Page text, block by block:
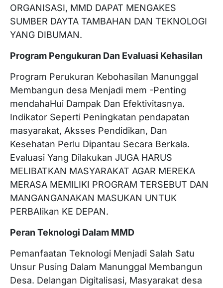
ORGANISASI, MMD DAPAT MENGAKES
SUMBER DAYTA TAMBAHAN DAN TEKNOLOGI
YANG DIBUMAN.
Program Pengukuran Dan Evaluasi Kehasilan
Program Perukuran Kebohasilan Manunggal
Membangun desa Menjadi mem -Penting
mendahaHui Dampak Dan Efektivitasnya.
Indikator Seperti Peningkatan pendapatan
masyarakat, Aksses Pendidikan, Dan
Kesehatan Perlu Dipantau Secara Berkala.
Evaluasi Yang Dilakukan JUGA HARUS
MELIBATKAN MASYARAKAT AGAR MEREKA
MERASA MEMILIKI PROGRAM TERSEBUT DAN
MANGANGANAKAN MASUKAN UNTUK
PERBAIikan KE DEPAN.
Peran Teknologi Dalam MMD
Pemanfaatan Teknologi Menjadi Salah Satu
Unsur Pusing Dalam Manunggal Membangun
Desa. Delangan Digitalisasi, Masyarakat desa